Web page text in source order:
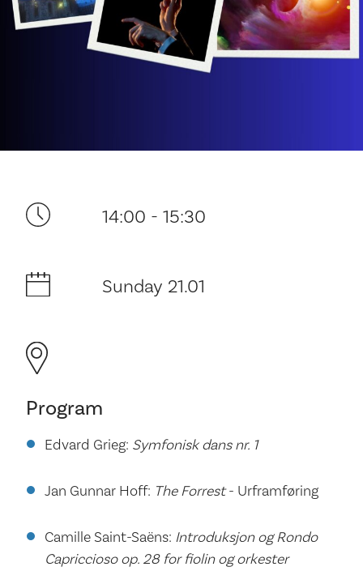
Your visit
The music in the Cathedral
History and architecture
14:00 - 15:30
Sunday 21.01
Program
Edvard Grieg: Symfonisk dans nr. 1
Jan Gunnar Hoff: The Forrest- Urframføring
Camille Saint-Saëns: Introduksjon og Rondo
Capriccioso op. 28 for fiolin og orkester